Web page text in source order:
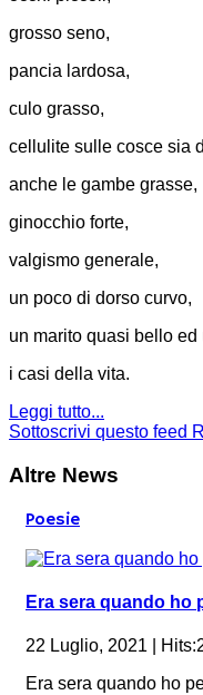
grosso seno,
pancia lardosa,
culo grasso,
cellulite sulle cosce sia
anche le gambe grasse,
ginocchio forte,
valgismo generale,
un poco di dorso curvo,
un marito quasi bello
i casi della vita.
Leggi tutto...
Sottoscrivi questo feed
Altre News
Poesie
Era sera quando ho
22 Luglio, 2021 |
Era sera quando ho